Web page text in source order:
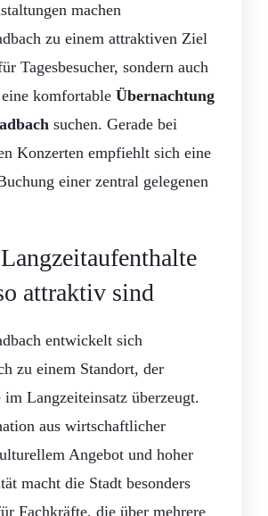
machen
zu einem attraktiven Ziel
Tagesbesucher, sondern auch
komfortable Übernachtung
suchen. Gerade bei
Konzerten empfiehlt sich eine
einer zentral gelegenen
attraktiv sind
entwickelt sich
zu einem Standort, der
Langzeiteinsatz überzeugt.
aus wirtschaftlicher
Angebot und hoher
macht die Stadt besonders
Fachkräfte, die über mehrere